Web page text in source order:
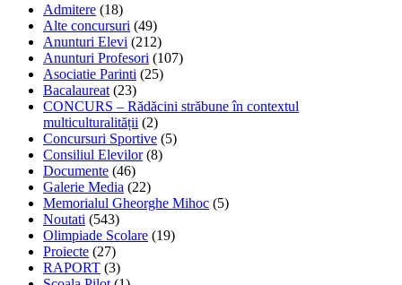
Admitere (18)
Alte concursuri (49)
Anunturi Elevi (212)
Anunturi Profesori (107)
Asociatie Parinti (25)
Bacalaureat (23)
CONCURS – Rădăcini străbune în contextul
multiculturalității (2)
Concursuri Sportive (5)
Consiliul Elevilor(8)
Documente (46)
Galerie Media (22)
Memorialul Gheorghe Mihoc (5)
Noutati (543)
Olimpiade Scolare (19)
Proiecte (27)
RAPORT (3)